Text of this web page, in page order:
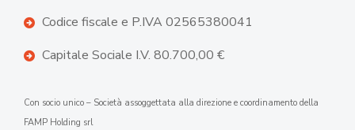
Codice fiscale e P.IVA 02565380041
Capitale Sociale I.V. 80.700,00 €
Con socio unico – Società assoggettata alla direzione e coordinamento della
FAMP Holding srl